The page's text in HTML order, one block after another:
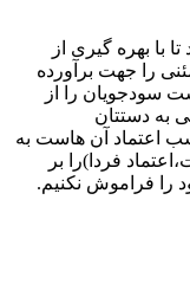
با بهره گیری از
را جهت برآورده
سودجویان را از
به دستتان
اعتماد آن هاست به
فردا)را بر
را فراموش نکنیم.